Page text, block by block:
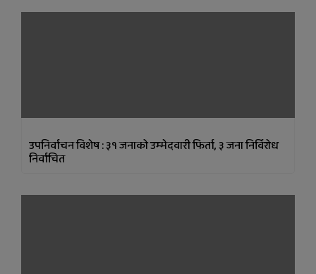
उपनिर्वाचन विशेष : ३१ जनाको उम्‍मेदवारी फिर्ता, ३ जना निर्विरोध
निर्वाचित